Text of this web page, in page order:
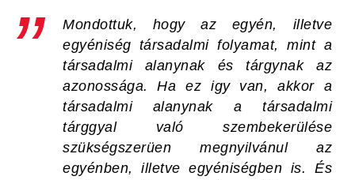
Mondottuk, hogy az egyén, illetve
egyéniség társadalmi folyamat, mint a
társadalmi alanynak és tárgynak az
azonossága. Ha ez igy van, akkor a
társadalmi alanynak a társadalmi
tárggyal való szembekerülése
szükségszerüen megnyilvánul az
egyénben, illetve egyéniségben is. És